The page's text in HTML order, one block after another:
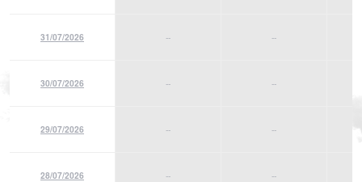
31/07/2026 -- --
30/07/2026 -- --
29/07/2026 -- --
28/07/2026 -- --